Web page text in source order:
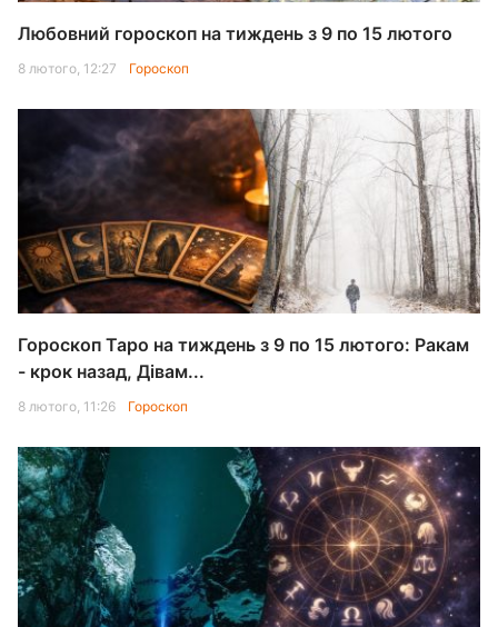
Любовний гороскоп на тиждень з 9 по 15 лютого
8 лютого, 12:27 Гороскоп
Гороскоп Таро на тиждень з 9 по 15 лютого: Ракам
- крок назад, Дівам...
8 лютого, 11:26 Гороскоп